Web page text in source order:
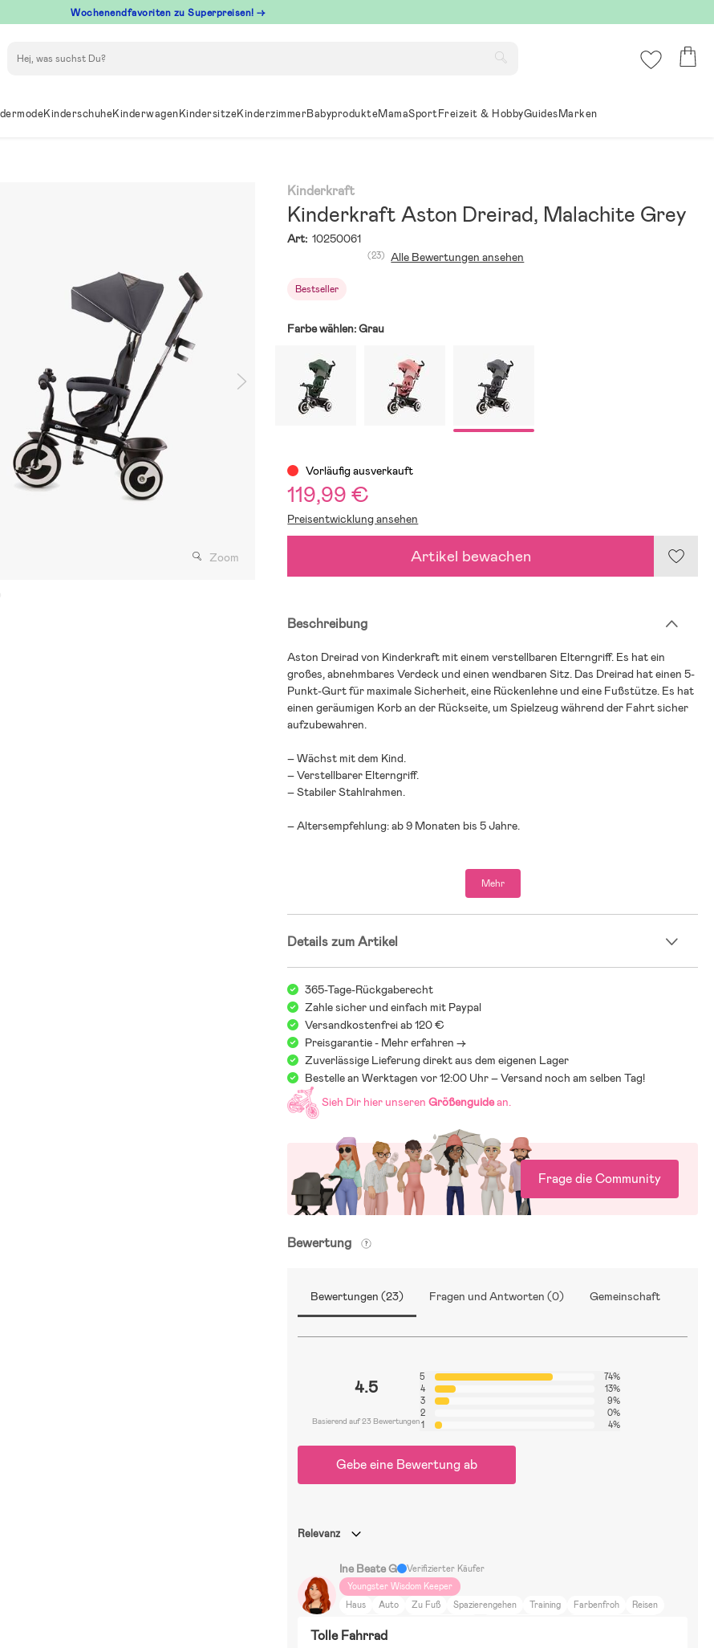
Wochenendfavoriten zu Superpreisen! →
KinderschuheKinderwagenKindersitzeKinderzimmerBabyprodukteMamaSportFreizeit & HobbyGuidesMarken
Zoom
Kinderkraft
Kinderkraft Aston Dreirad, Malachite Grey
Art: 10250061
Bestseller
(23) Alle Bewertungen ansehen
Farbe wählen:Grau
Vorläufig ausverkauft
119,99 €
Preisentwicklung ansehen
Artikel bewachen
Beschreibung
Aston Dreirad von Kinderkraft mit einem verstellbaren Elterngriff. Es hat ein
großes, abnehmbares Verdeck und einen wendbaren Sitz. Das Dreirad hat einen 5-
Punkt-Gurt für maximale Sicherheit, eine Rückenlehne und eine Fußstütze. Es hat
einen geräumigen Korb an der Rückseite, um Spielzeug während der Fahrt sicher
aufzubewahren.
– Wächst mit dem Kind.
– Verstellbarer Elterngriff.
– Stabiler Stahlrahmen.
– Altersempfehlung: ab 9 Monaten bis 5 Jahre.
- Nur zur Verwendung unter Aufsicht von Erwachsenen.
Mehr
Details zum Artikel
365-Tage-Rückgaberecht
Zahle sicher und einfach mit Paypal
Versandkostenfrei ab 120 €
Preisgarantie - Mehr erfahren ->
Zuverlässige Lieferung direkt aus dem eigenen Lager
Bestelle an Werktagen vor 12:00 Uhr – Versand noch am selben Tag!
Sieh Dir hier unserenGrößenguidean.
Frage die Community
Bewertung
Bewertungen (23) Fragen und Antworten (0) Gemeinschaft
4.5
Basierend auf 23 Bewertungen
5
74%
4
13%
3
9%
2
0%
1
4%
Gebe eine Bewertung ab
Relevanz
Ine Beate G
Verifizierter Käufer
Youngster Wisdom Keeper
Haus
Auto Zu Fuß Spazierengehen Training Farbenfroh
Reisen
Kunst und Kultur
Tolle Fahrrad